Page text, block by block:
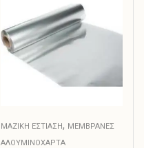
ΜΑΖΙΚΗ ΕΣΤΙΑΣΗ, ΜΕΜΒΡΆΝΕΣ
ΑΛΟΥΜΙΝΌΧΑΡΤΑ